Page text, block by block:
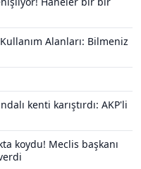
Alanları: Bilmeniz
kenti karıştırdı: AKP'li
koydu! Meclis başkanı